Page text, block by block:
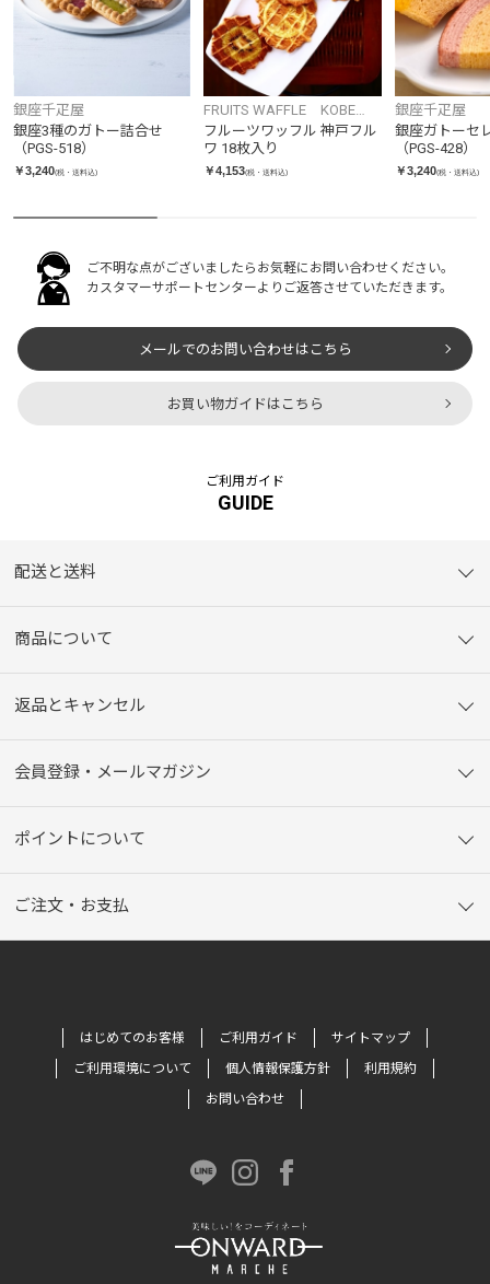
銀座千疋屋
銀座3種のガトー詰合せ
（PGS-518）
￥3,240(税・送料込)
FRUITS WAFFLE KOBE
FRUWA
フルーツワッフル 神戸フル
ワ 18枚入り
￥4,153(税・送料込)
銀座千疋屋
銀座ガトーセ
（PGS-428）
￥3,240(税・送料込)
ご不明な点がございましたらお気軽にお問い合わせください。
カスタマーサポートセンターよりご返答させていただきます。
メールでのお問い合わせはこちら
お買い物ガイドはこちら
ご利用ガイド
GUIDE
配送と送料
商品について
返品とキャンセル
会員登録・メールマガジン
ポイントについて
ご注文・お支払
はじめてのお客様 ご利用ガイド
サイトマップ
ご利用環境について
個人情報保護方針
利用規約
お問い合わせ